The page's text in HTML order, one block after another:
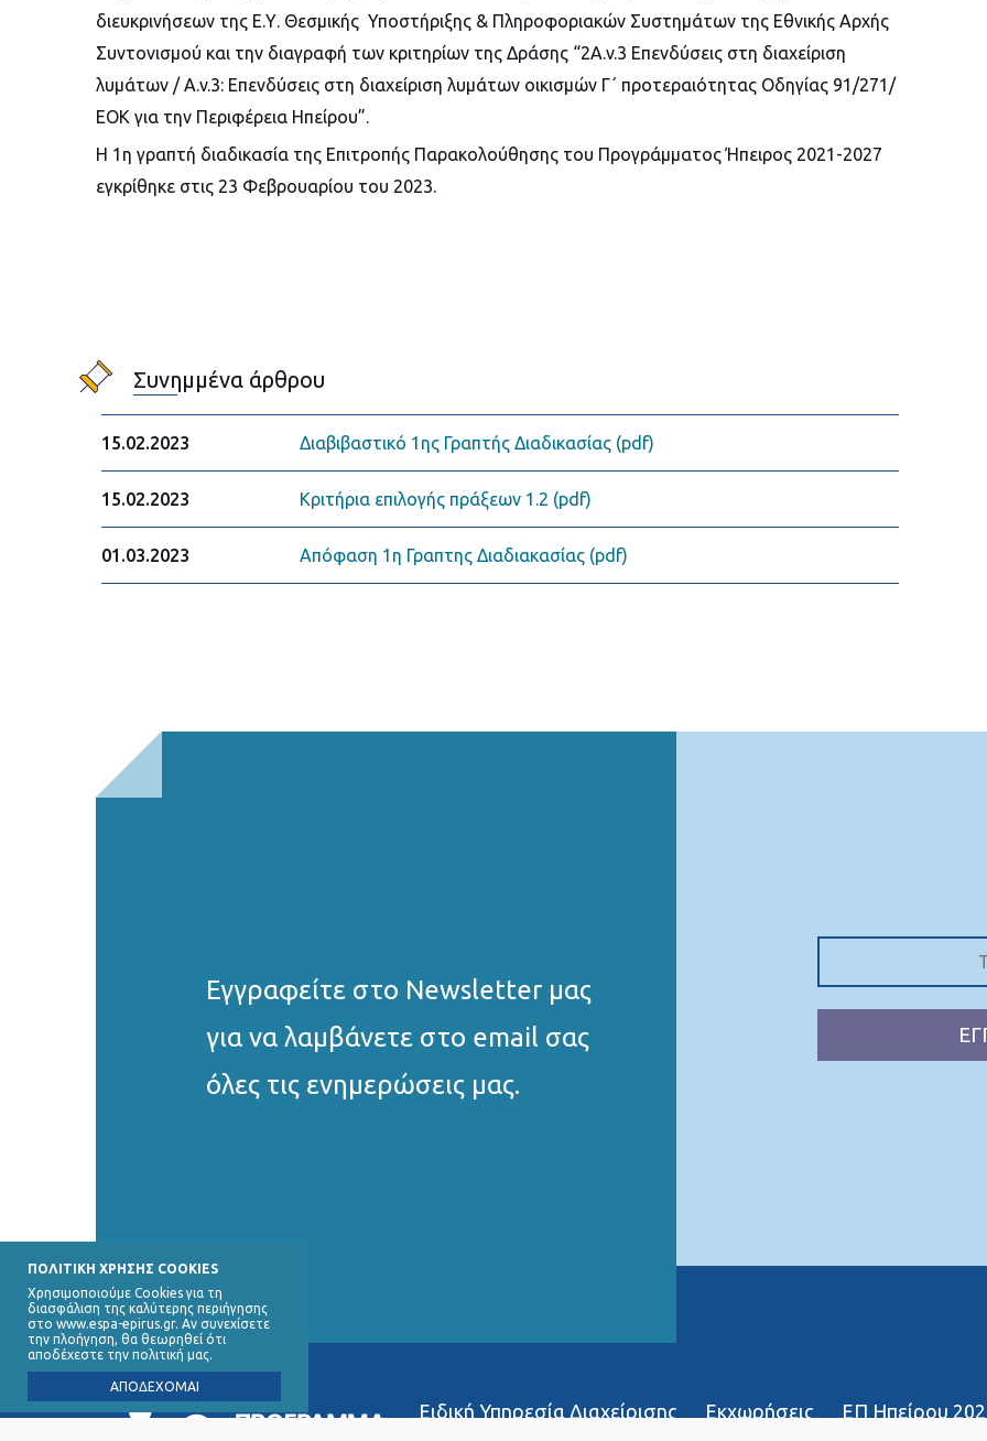
ΠΟΛΙΤΙΚΗ ΧΡΗΣΗΣ COOKIES
Χρησιμοποιούμε Cookies για τη
διασφάλιση της καλύτερης περιήγησης
στο www.espa-epirus.gr. Αν συνεχίσετε
την πλοήγηση, θα θεωρηθεί ότι
αποδέχεστε την πολιτική μας.
ΑΠΟΔΕΧΟΜΑΙ
διευκρινήσεων της Ε.Υ. Θεσμικής Υποστήριξης & Πληροφοριακών Συστημάτων της Εθνικής Αρχής
Συντονισμού και την διαγραφή των κριτηρίων της Δράσης “2Α.v.3 Επενδύσεις στη διαχείριση
λυμάτων / A.v.3: Επενδύσεις στη διαχείριση λυμάτων οικισμών Γ΄ προτεραιότητας Οδηγίας 91/271/
ΕΟΚ για την Περιφέρεια Ηπείρου”.
Η 1η γραπτή διαδικασία της Επιτροπής Παρακολούθησης του Προγράμματος Ήπειρος 2021-2027
εγκρίθηκε στις 23 Φεβρουαρίου του 2023.
Συνημμένα άρθρου
15.02.2023 Διαβιβαστικό 1ης Γραπτής Διαδικασίας (pdf)
15.02.2023 Κριτήρια επιλογής πράξεων 1.2 (pdf)
01.03.2023 Απόφαση 1η Γραπτης Διαδιακασίας (pdf)
Εγγραφείτε στο Νewsletter μας
για να λαμβάνετε στο email σας
όλες τις ενημερώσεις μας.
Ειδική Υπηρεσία Διαχείρισης Εκχωρήσεις ΕΠ Ηπείρου